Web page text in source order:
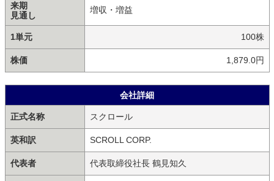
来期
見通し
増収・増益
1単元 100株
株価 1,879.0円
会社詳細
正式名称 スクロール
英和訳 SCROLL CORP.
代表者 代表取締役社長 鶴見知久